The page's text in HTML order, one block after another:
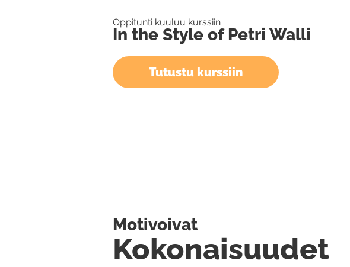
Oppitunti kuuluu kurssiin
In the Style of Petri Walli
Tutustu kurssiin
Kokonaisuudet
Motivoivat